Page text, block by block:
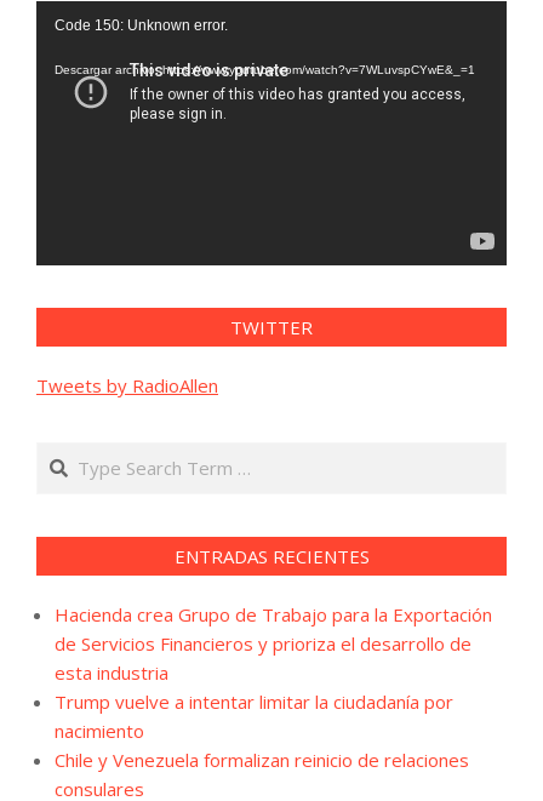
Reproductor
vídeo
Code 150: Unknown error.
Descargar archivo: https://www.youtube.com/watch?v=7WLuvspCYwE&_=1
TWITTER
Tweets by RadioAllen
Search
ENTRADAS RECIENTES
Hacienda crea Grupo de Trabajo para la Exportación
de Servicios Financieros y prioriza el desarrollo de
esta industria
Trump vuelve a intentar limitar la ciudadanía por
nacimiento
Chile y Venezuela formalizan reinicio de relaciones
consulares